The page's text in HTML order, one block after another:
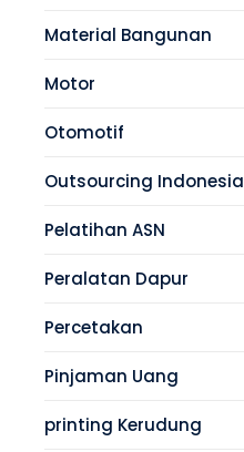
Material Bangunan
Motor
Otomotif
Outsourcing Indonesia
Pelatihan ASN
Peralatan Dapur
Percetakan
Pinjaman Uang
printing Kerudung